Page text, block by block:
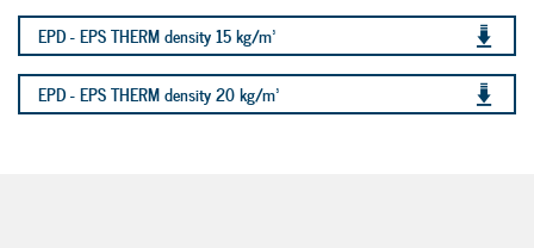
EPD - EPS THERM density 15 kg/m³
EPD - EPS THERM density 20 kg/m³